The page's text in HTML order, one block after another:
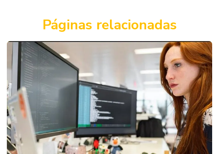
Consultoria de engenharia
Consultoria de engenharia para condomínios
Consultoria em projetos de engenharia
Elaboração de laudo técnico engenharia civil
Elaboração de plano de manutenção predial
Empresa de avaliação de imóveis
Empresa de laudo de engenharia
Páginas relacionadas